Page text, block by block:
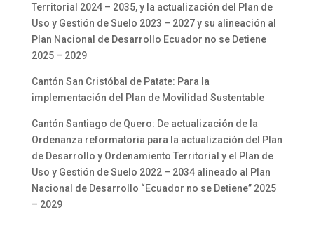
Territorial 2024 – 2035, y la actualización del Plan de
Uso y Gestión de Suelo 2023 – 2027 y su alineación al
Plan Nacional de Desarrollo Ecuador no se Detiene
2025 – 2029
Cantón San Cristóbal de Patate: Para la
implementación del Plan de Movilidad Sustentable
Cantón Santiago de Quero: De actualización de la
Ordenanza reformatoria para la actualización del Plan
de Desarrollo y Ordenamiento Territorial y el Plan de
Uso y Gestión de Suelo 2022 – 2034 alineado al Plan
Nacional de Desarrollo “Ecuador no se Detiene” 2025
– 2029